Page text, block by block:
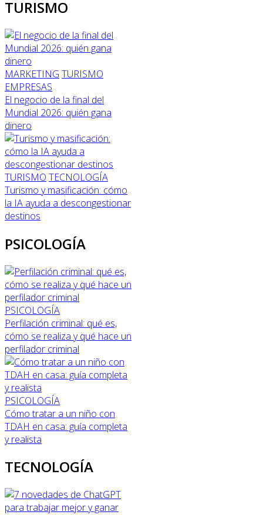
TURISMO
MARKETING TURISMO
EMPRESAS
El negocio de la final del
Mundial 2026: quién gana
dinero
TURISMO TECNOLOGÍA
Turismo y masificación: cómo
la IA ayuda a descongestionar
destinos
PSICOLOGÍA
PSICOLOGÍA
Perfilación criminal: qué es,
cómo se realiza y qué hace un
perfilador criminal
PSICOLOGÍA
Cómo tratar a un niño con
TDAH en casa: guía completa
y realista
TECNOLOGÍA